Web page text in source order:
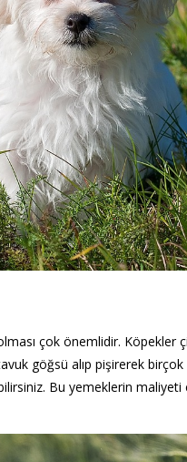
çok önemlidir. Köpekler
göğsü alıp pişirerek
Bu yemeklerin